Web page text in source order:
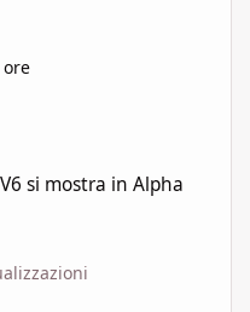
ore
si mostra in Alpha